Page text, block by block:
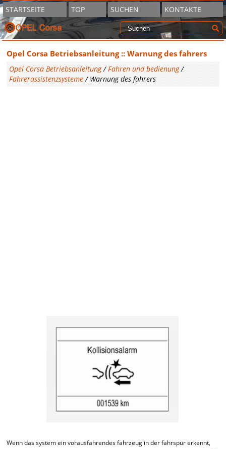
STARTSEITE TOP SUCHEN KONTAKTE
Opel Corsa Betriebsanleitung :: Warnung des fahrers
Opel Corsa Betriebsanleitung/Fahren und bedienung/
Fahrerassistenzsysteme / Warnung des fahrers
Wenn das system ein vorausfahrendes fahrzeug in der fahrspur erkennt,